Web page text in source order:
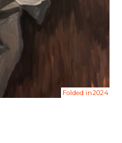
Folded in2024